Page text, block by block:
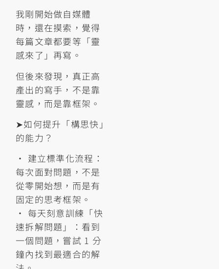
我剛開始做自媒體
時，還在摸索，覺得
每篇文章都要等「靈
感來了」再寫。
但後來發現，真正高
產出的寫手，不是靠
靈感，而是靠框架。
➤如何提升「構思快」
的能力？
• 建立標準化流程：
每次面對問題，不是
從零開始想，而是有
固定的思考框架。
• 每天刻意訓練「快
速拆解問題」：看到
一個問題，嘗試 1 分
鐘內找到最適合的解